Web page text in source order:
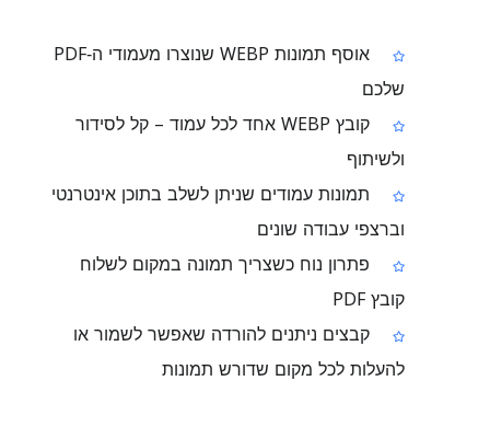
אוסף תמונות WEBP שנוצרו מעמודי ה‑PDF
שלכם
קובץ WEBP אחד לכל עמוד – קל לסידור
ולשיתוף
תמונות עמודים שניתן לשלב בתוכן אינטרנטי
וברצפי עבודה שונים
פתרון נוח כשצריך תמונה במקום לשלוח
קובץ PDF
קבצים ניתנים להורדה שאפשר לשמור או
להעלות לכל מקום שדורש תמונות